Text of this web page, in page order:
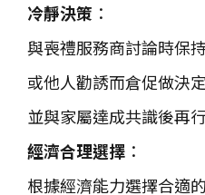
冷靜決策 ：
與喪禮服務商討論時保
或他人勸誘而倉促做決
並與家屬達成共識後再
經濟合理選擇 ：
根據經濟能力選擇合適